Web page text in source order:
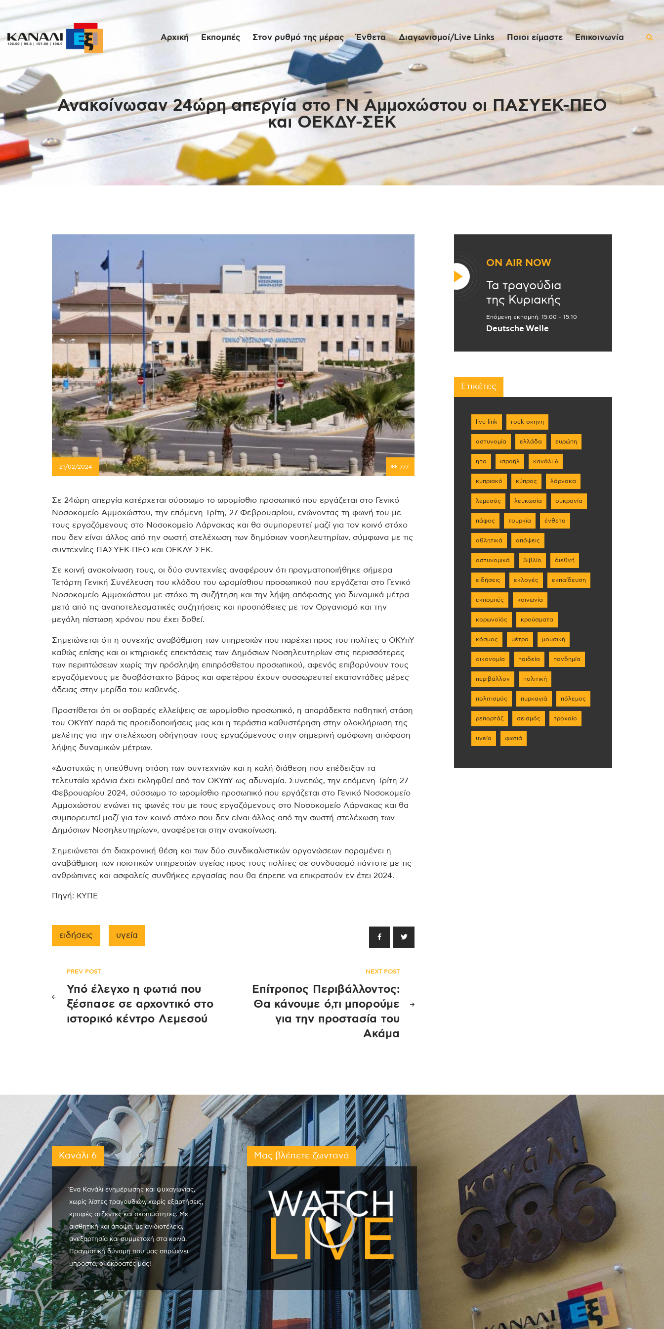
Αρχική Εκπομπές Στον ρυθμό της μέρας Ένθετα Διαγωνισμοί/Live Links Ποιοι είμαστε Επικοινωνία
Ανακοίνωσαν 24ώρη απεργία στο ΓΝ Αμμοχώστου οι ΠΑΣΥΕΚ-ΠΕΟ
και ΟΕΚΔΥ-ΣΕΚ
Αρχική
Εκπομπές
Στον ρυθμό της
μέρας
Ένθετα
Διαγωνισμοί/Live
Links
Επικοινωνία
21/02/2024 777
Σε 24ώρη απεργία κατέρχεται σύσσωμο το ωρομίσθιο προσωπικό που εργάζεται στο Γενικό
Νοσοκομείο Αμμοχώστου, την επόμενη Τρίτη, 27 Φεβρουαρίου, ενώνοντας τη φωνή του με
τους εργαζόμενους στο Νοσοκομείο Λάρνακας και θα συμπορευτεί μαζί για τον κοινό στόχο
που δεν είναι άλλος από την σωστή στελέχωση των δημόσιων νοσηλευτηρίων, σύμφωνα με τις
συντεχνίες ΠΑΣΥΕΚ-ΠΕΟ και ΟΕΚΔΥ-ΣΕΚ.
Σε κοινή ανακοίνωση τους, οι δύο συντεχνίες αναφέρουν ότι πραγματοποιήθηκε σήμερα
Τετάρτη Γενική Συνέλευση του κλάδου του ωρομίσθιου προσωπικού που εργάζεται στο Γενικό
Νοσοκομείο Αμμοχώστου με στόχο τη συζήτηση και την λήψη απόφασης για δυναμικά μέτρα
μετά από τις αναποτελεσματικές συζητήσεις και προσπάθειες με τον Οργανισμό και την
μεγάλη πίστωση χρόνου που έχει δοθεί.
Σημειώνεται ότι η συνεχής αναβάθμιση των υπηρεσιών που παρέχει προς του πολίτες ο ΟΚΥπΥ
καθώς επίσης και οι κτηριακές επεκτάσεις των Δημόσιων Νοσηλευτηρίων στις περισσότερες
των περιπτώσεων χωρίς την πρόσληψη επιπρόσθετου προσωπικού, αφενός επιβαρύνουν τους
εργαζόμενους με δυσβάσταχτο βάρος και αφετέρου έχουν συσσωρευτεί εκατοντάδες μέρες
άδειας στην μερίδα του καθενός.
Προστίθεται ότι οι σοβαρές ελλείψεις σε ωρομίσθιο προσωπικό, η απαράδεκτα παθητική στάση
του ΟΚΥπΥ παρά τις προειδοποιήσεις μας και η τεράστια καθυστέρηση στην ολοκλήρωση της
μελέτης για την στελέχωση οδήγησαν τους εργαζόμενους στην σημερινή ομόφωνη απόφαση
λήψης δυναμικών μέτρων.
«Δυστυχώς η υπεύθυνη στάση των συντεχνιών και η καλή διάθεση που επέδειξαν τα
τελευταία χρόνια έχει εκληφθεί από τον ΟΚΥπΥ ως αδυναμία. Συνεπώς, την επόμενη Τρίτη 27
Φεβρουαρίου 2024, σύσσωμο το ωρομίσθιο προσωπικό που εργάζεται στο Γενικό Νοσοκομείο
Αμμοχώστου ενώνει τις φωνές του με τους εργαζόμενους στο Νοσοκομείο Λάρνακας και θα
συμπορευτεί μαζί για τον κοινό στόχο που δεν είναι άλλος από την σωστή στελέχωση των
Δημόσιων Νοσηλευτηρίων», αναφέρεται στην ανακοίνωση.
Σημειώνεται ότι διαχρονική θέση και των δύο συνδικαλιστικών οργανώσεων παραμένει η
αναβάθμιση των ποιοτικών υπηρεσιών υγείας προς τους πολίτες σε συνδυασμό πάντοτε με τις
ανθρώπινες και ασφαλείς συνθήκες εργασίας που θα έπρεπε να επικρατούν εν έτει 2024.
Πηγή: ΚΥΠΕ
ειδήσεις υγεία
Πλοήγηση
άρθρων
PREV POST
Υπό έλεγχο η φωτιά που
ξέσπασε σε αρχοντικό στο
ιστορικό κέντρο Λεμεσού
NEXT POST
Επίτροπος Περιβάλλοντος:
Θα κάνουμε ό,τι μπορούμε
για την προστασία του
Ακάμα
ON AIR NOW
Τα τραγούδια
της Κυριακής
Επόμενη εκπομπή: 15:00 - 15:10
Deutsche Welle
Ετικέτες
live link rock σκηνη
αστυνομία ελλάδα ευρώπη
ηπα ισραήλ κανάλι 6
κυπριακό κύπρος λάρνακα
λεμεσός λευκωσία ουκρανία
πάφος τουρκία ένθετα
αθλητικά απόψεις
αστυνομικά βιβλίο διεθνή
ειδήσεις εκλογές εκπαίδευση
εκπομπές κοινωνία
κορωνοϊός κρούσματα
κόσμος μέτρα μουσική
οικονομία παιδεία πανδημία
περιβάλλον πολιτική
πολιτισμός πυρκαγιά πόλεμος
ρεπορτάζ σεισμός τροχαίο
υγεία φωτιά
Κανάλι 6
Ένα Κανάλι ενημέρωσης και ψυχαγωγίας,
χωρίς λίστες τραγουδιών, χωρίς εξαρτήσεις,
κρυφές ατζέντες και σκοπιμότητες. Με
αισθητική και άποψη, με ανιδιοτέλεια,
ανεξαρτησία και συμμετοχή στα κοινά.
Πραγματική δύναμη που μας σπρώχνει
μπροστά, οι ακροατές μας!
Μας βλέπετε ζωντανά